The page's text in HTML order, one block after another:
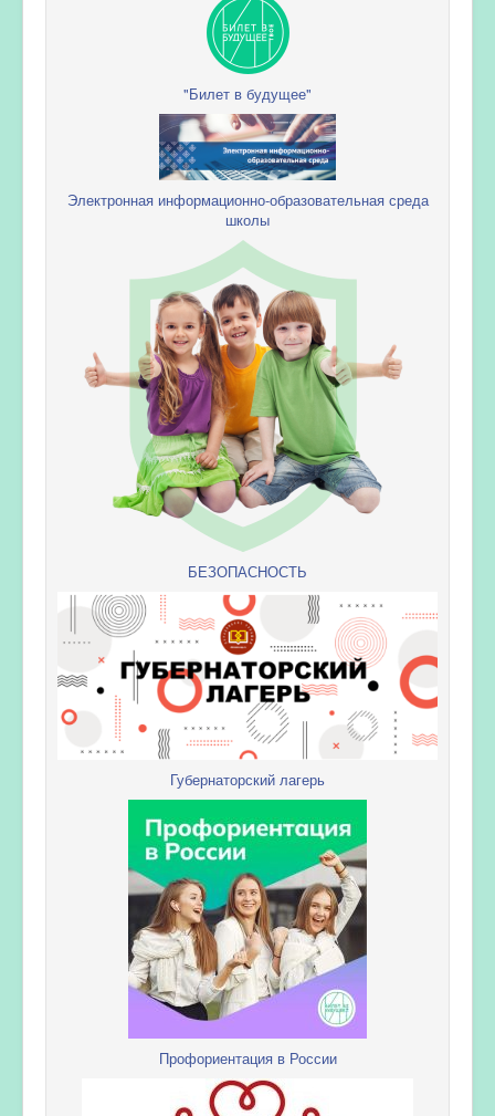
"Билет в будущее"
Электронная информационно-образовательная среда
школы
БЕЗОПАСНОСТЬ
Губернаторский лагерь
Профориентация в России